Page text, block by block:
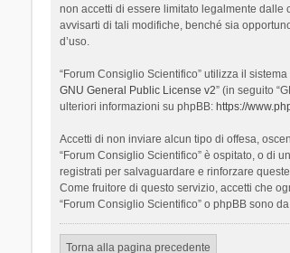
non accetti di essere limitato legalmente dalle
avvisarti di tali modifiche, benché sia
d’uso.
“Forum Consiglio Scientifico” utilizza il
GNU General Public License v2” (in seguito
ulteriori informazioni su phpBB: https://
Accetti di non inviare alcun tipo di offesa,
“Forum Consiglio Scientifico” è ospitato, o di
registrati per salvaguardare e rinforzare
Come fruitore di questo servizio, accetti che
“Forum Consiglio Scientifico” o phpBB sono
Torna alla pagina precedente